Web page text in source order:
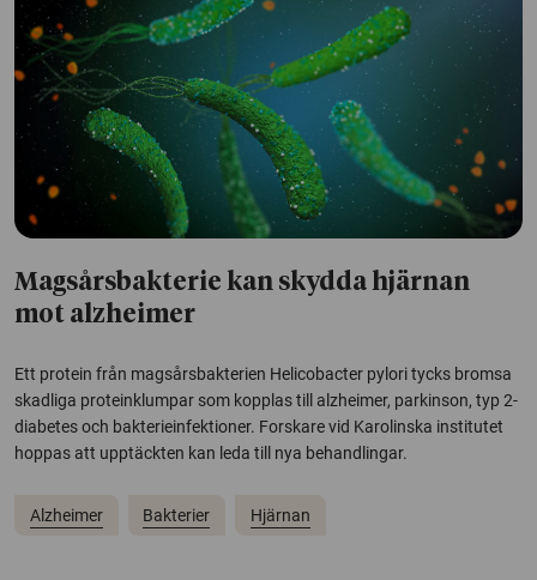
Magsårsbakterie kan skydda hjärnan
mot alzheimer
Ett protein från magsårsbakterien Helicobacter pylori tycks bromsa
skadliga proteinklumpar som kopplas till alzheimer, parkinson, typ 2-
diabetes och bakterieinfektioner. Forskare vid Karolinska institutet
hoppas att upptäckten kan leda till nya behandlingar.
Alzheimer Bakterier Hjärnan